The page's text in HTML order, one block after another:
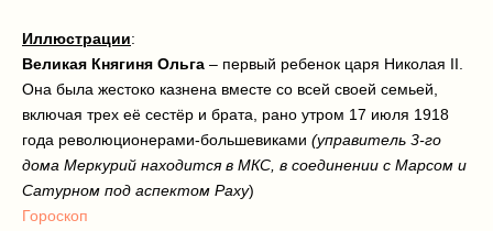
Иллюстрации:
Великая Княгиня Ольга – первый ребенок царя Николая II.
Она была жестоко казнена вместе со всей своей семьей,
включая трех её сестёр и брата, рано утром 17 июля 1918
года революционерами-большевиками (управитель 3-го
дома Меркурий находится в МКС, в соединении с Марсом и
Сатурном под аспектом Раху)
Гороскоп